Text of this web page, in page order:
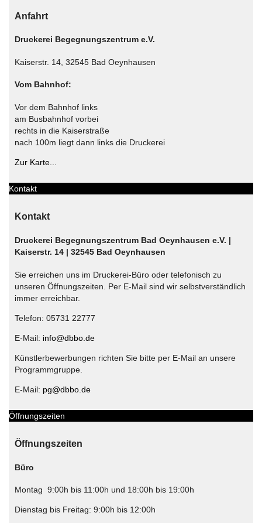
Anfahrt
Druckerei Begegnungszentrum e.V.
Kaiserstr. 14, 32545 Bad Oeynhausen
Vom Bahnhof:
Vor dem Bahnhof links
am Busbahnhof vorbei
rechts in die Kaiserstraße
nach 100m liegt dann links die Druckerei
Zur Karte...
Kontakt
Kontakt
Druckerei Begegnungszentrum Bad Oeynhausen e.V. |
Kaiserstr. 14 | 32545 Bad Oeynhausen
Sie erreichen uns im Druckerei-Büro oder telefonisch zu
unseren Öffnungszeiten. Per E-Mail sind wir selbstverständlich
immer erreichbar.
Telefon: 05731 22777
E-Mail: info@dbbo.de
Künstlerbewerbungen richten Sie bitte per E-Mail an unsere
Programmgruppe.
E-Mail: pg@dbbo.de
Öffnungszeiten
Öffnungszeiten
Büro
Montag 9:00h bis 11:00h und 18:00h bis 19:00h
Dienstag bis Freitag: 9:00h bis 12:00h